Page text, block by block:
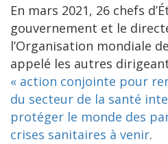
En mars 2021, 26 chefs
gouvernement et le
l’Organisation mondiale
appelé les autres
« action conjointe pour
du secteur de la santé
protéger le monde des
crises sanitaires à venir.